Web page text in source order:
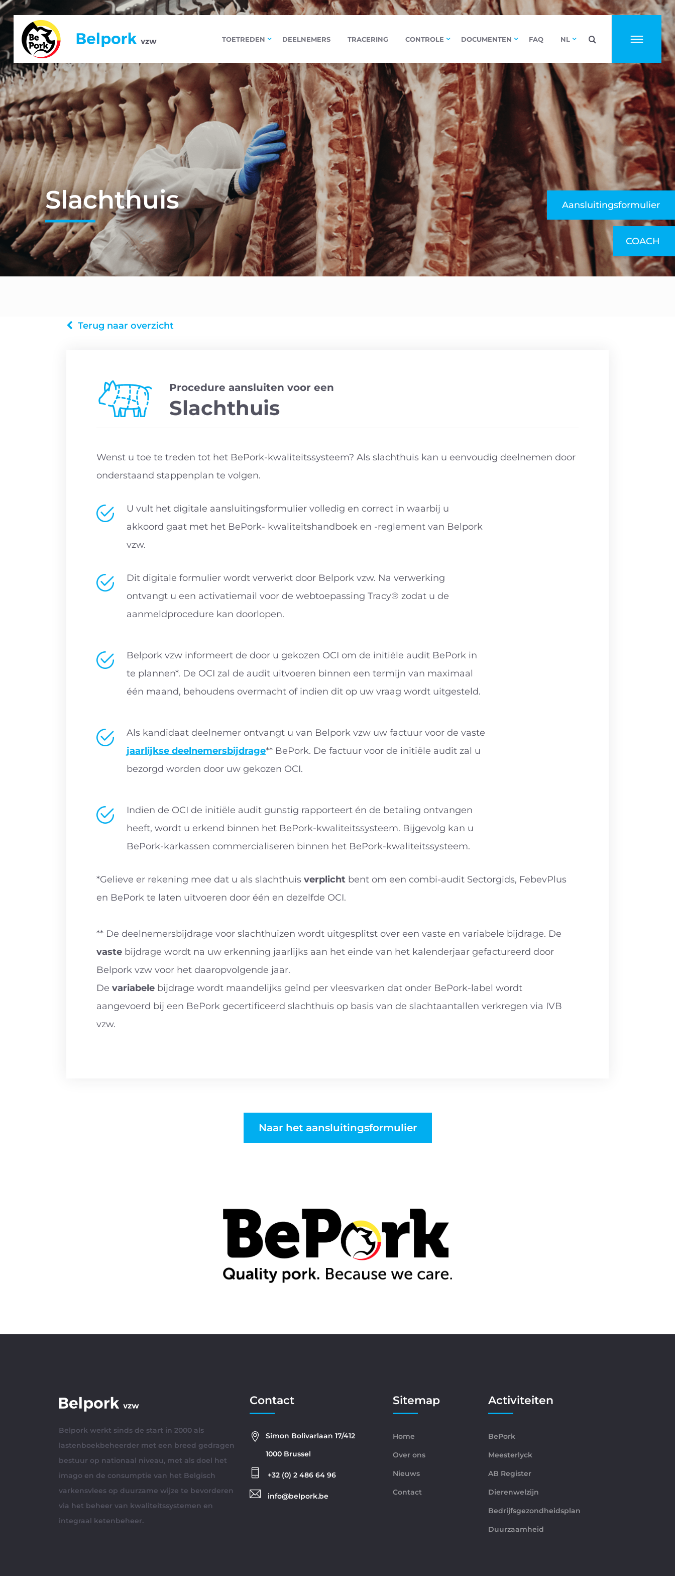
COACH
Aansluitingsformulier
TOETREDEN DEELNEMERS TRACERING CONTROLE DOCUMENTEN FAQ NL
Slachthuis
Terug naar overzicht
Procedure aansluiten voor een
Slachthuis
Wenst u toe te treden tot het BePork-kwaliteitssysteem? Als slachthuis kan u eenvoudig deelnemen door
onderstaand stappenplan te volgen.
U vult het digitale aansluitingsformulier volledig en correct in waarbij u
akkoord gaat met het BePork- kwaliteitshandboek en -reglement van Belpork
vzw.
Dit digitale formulier wordt verwerkt door Belpork vzw. Na verwerking
ontvangt u een activatiemail voor de webtoepassing Tracy® zodat u de
aanmeldprocedure kan doorlopen.
Belpork vzw informeert de door u gekozen OCI om de initiële audit BePork in
te plannen*. De OCI zal de audit uitvoeren binnen een termijn van maximaal
één maand, behoudens overmacht of indien dit op uw vraag wordt uitgesteld.
Als kandidaat deelnemer ontvangt u van Belpork vzw uw factuur voor de vaste
jaarlijkse deelnemersbijdrage** BePork. De factuur voor de initiële audit zal u
bezorgd worden door uw gekozen OCI.
Indien de OCI de initiële audit gunstig rapporteert én de betaling ontvangen
heeft, wordt u erkend binnen het BePork-kwaliteitssysteem. Bijgevolg kan u
BePork-karkassen commercialiseren binnen het BePork-kwaliteitssysteem.
*Gelieve er rekening mee dat u als slachthuis verplicht bent om een combi-audit Sectorgids, FebevPlus
en BePork te laten uitvoeren door één en dezelfde OCI.
** De deelnemersbijdrage voor slachthuizen wordt uitgesplitst over een vaste en variabele bijdrage. De
vaste bijdrage wordt na uw erkenning jaarlijks aan het einde van het kalenderjaar gefactureerd door
Belpork vzw voor het daaropvolgende jaar.
De variabele bijdrage wordt maandelijks geïnd per vleesvarken dat onder BePork-label wordt
aangevoerd bij een BePork gecertificeerd slachthuis op basis van de slachtaantallen verkregen via IVB
vzw.
Naar het aansluitingsformulier
Belpork werkt sinds de start in 2000 als
lastenboekbeheerder met een breed gedragen
bestuur op nationaal niveau, met als doel het
imago en de consumptie van het Belgisch
varkensvlees op duurzame wijze te bevorderen
via het beheer van kwaliteitssystemen en
integraal ketenbeheer.
Contact
Simon Bolivarlaan 17/412
1000 Brussel
+32 (0) 2 486 64 96
info@belpork.be
Sitemap
Home
Over ons
Nieuws
Contact
Activiteiten
BePork
Meesterlyck
AB Register
Dierenwelzijn
Bedrijfsgezondheidsplan
Duurzaamheid